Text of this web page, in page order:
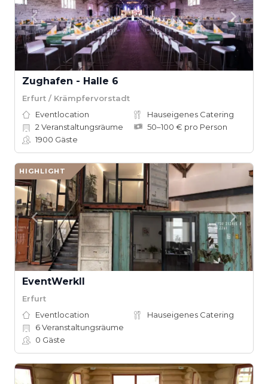
Zughafen - Halle 6
Erfurt / Krämpfervorstadt
Eventlocation
Hauseigenes Catering
2 Veranstaltungsräume
50–100 € pro Person
1900 Gäste
HIGHLIGHT
EventWerkII
Erfurt
Eventlocation
Hauseigenes Catering
6Veranstaltungsräume
0 Gäste